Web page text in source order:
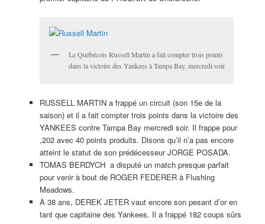
Le Québécois Russell Martin a fait compter trois points
dans la victoire des Yankees à Tampa Bay, mercredi soir.
RUSSELL MARTIN a frappé un circuit (son 15e de la
saison) et il a fait compter trois points dans la victoire des
YANKEES contre Tampa Bay mercredi soir. Il frappe pour
,202 avec 40 points produits. Disons qu’il n’a pas encore
atteint le statut de son prédécesseur JORGE POSADA.
TOMAS BERDYCH a disputé un match presque parfait
pour venir à bout de ROGER FEDERER à Flushing
Meadows.
À 38 ans, DEREK JETER vaut encore son pesant d’or en
tant que capitaine des Yankees. Il a frappé 182 coups sûrs